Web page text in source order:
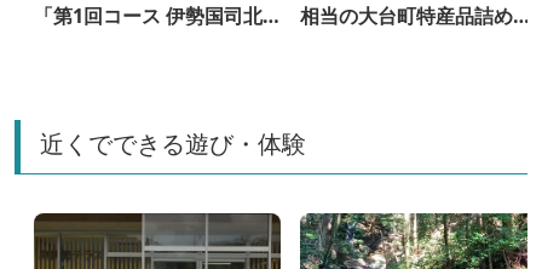
「第1回コース 伊勢国司北
相当の大台町特産品詰め合
近くでできる遊び・体験